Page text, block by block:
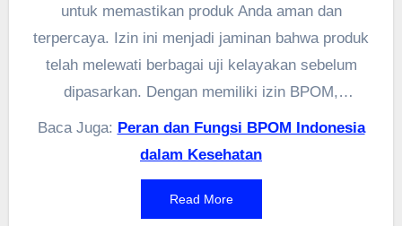
untuk memastikan produk Anda aman dan
terpercaya. Izin ini menjadi jaminan bahwa produk
telah melewati berbagai uji kelayakan sebelum
dipasarkan. Dengan memiliki izin BPOM,
konsumen akan lebih percaya dan merasa aman
saat menggunakan produk Anda. Prosesnya pun
persyaratan dipenuhi.
Baca Juga: Peran dan Fungsi BPOM Indonesia
dalam Kesehatan
Read More